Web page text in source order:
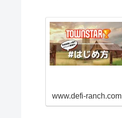
www.defi-ranch.com